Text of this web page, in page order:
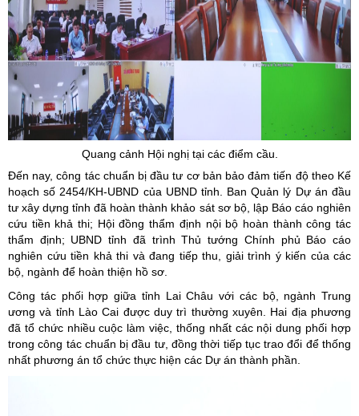
Quang cảnh Hội nghị tại các điểm cầu.
Đến nay, công tác chuẩn bị đầu tư cơ bản bảo đảm tiến độ theo Kế
hoạch số 2454/KH-UBND của UBND tỉnh. Ban Quản lý Dự án đầu
tư xây dựng tỉnh đã hoàn thành khảo sát sơ bộ, lập Báo cáo nghiên
cứu tiền khả thi; Hội đồng thẩm định nội bộ hoàn thành công tác
thẩm định; UBND tỉnh đã trình Thủ tướng Chính phủ Báo cáo
nghiên cứu tiền khả thi và đang tiếp thu, giải trình ý kiến của các
bộ, ngành để hoàn thiện hồ sơ.
Công tác phối hợp giữa tỉnh Lai Châu với các bộ, ngành Trung
ương và tỉnh Lào Cai được duy trì thường xuyên. Hai địa phương
đã tổ chức nhiều cuộc làm việc, thống nhất các nội dung phối hợp
trong công tác chuẩn bị đầu tư, đồng thời tiếp tục trao đổi để thống
nhất phương án tổ chức thực hiện các Dự án thành phần.